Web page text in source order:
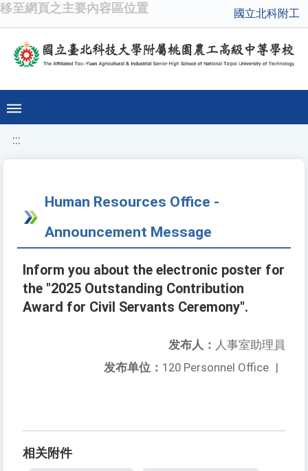
移至網頁之主要內容區位置 國立北科附工
:::
Human Resources Office -
Announcement Message
Inform you about the electronic poster for
the "2025 Outstanding Contribution
Award for Civil Servants Ceremony".
发布人： 人事室助理員
发布单位： 120 Personnel Office |
相关附件